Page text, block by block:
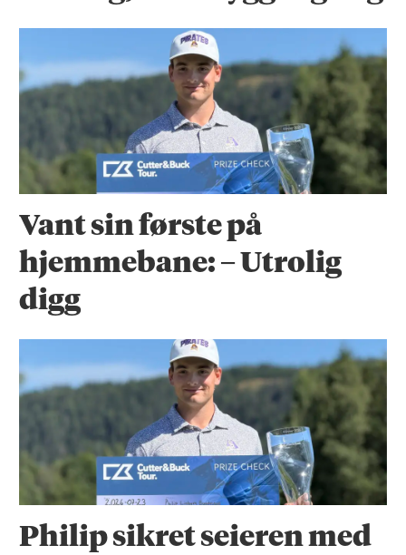
Vant sin første på
hjemmebane: – Utrolig
digg
Philip sikret seieren med